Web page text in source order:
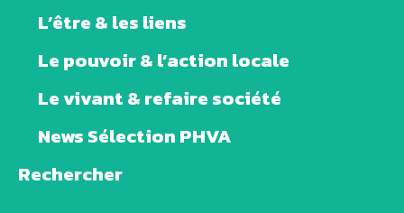
L’être & les liens
Le pouvoir & l’action locale
Le vivant & refaire société
News Sélection PHVA
Rechercher